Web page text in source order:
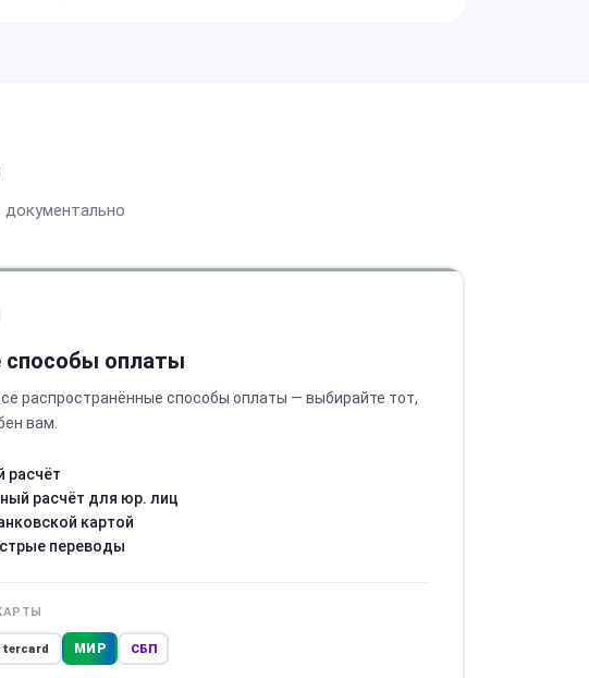
оплаты
распространённые способы оплаты — выбирайте тот,
вам.
расчёт
расчёт для юр. лиц
картой
переводы
МИР СБП